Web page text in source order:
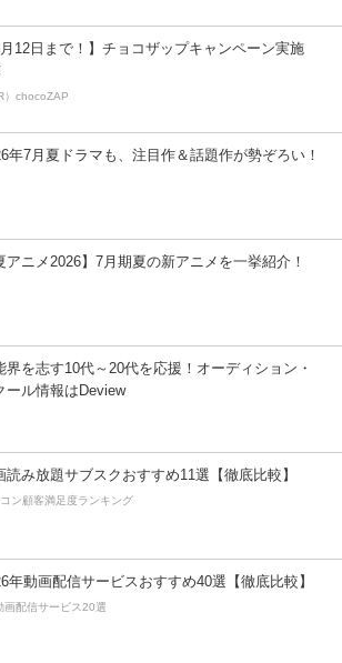
月12日まで！】チョコザップキャンペーン実施
）chocoZAP
年7月夏ドラマも、注目作＆話題作が勢ぞろい！
アニメ2026】7月期夏の新アニメを一挙紹介！
界を志す10代～20代を応援！オーディション・
ール情報はDeview
読み放題サブスクおすすめ11選【徹底比較】
ン顧客満足度ランキング
年動画配信サービスおすすめ40選【徹底比較】
画配信サービス20選